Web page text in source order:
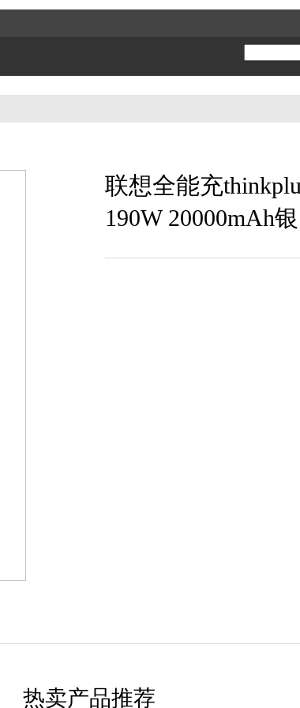
联想全能充
190W 20000mAh
热卖产品推荐